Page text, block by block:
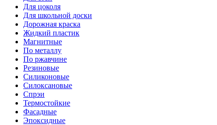
Для цоколя
Для школьной доски
Дорожная краска
Жидкий пластик
Магнитные
По металлу
По ржавчине
Резиновые
Силиконовые
Силоксановые
Спрэи
Термостойкие
Фасадные
Эпоксидные